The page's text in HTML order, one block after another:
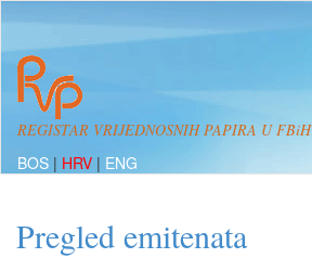
REGISTAR VRIJEDNOSNIH PAPIRA U FBiH
BOS | HRV | ENG
Pregled emitenata